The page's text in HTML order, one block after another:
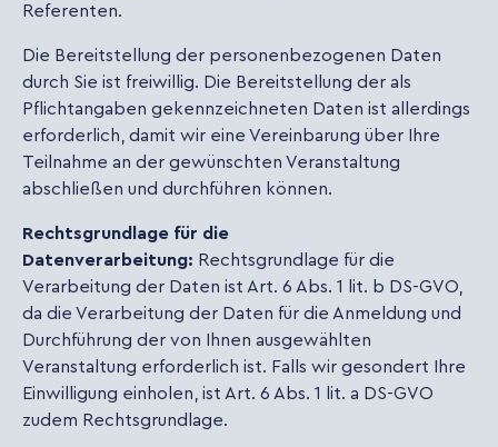
Referenten.
Die Bereitstellung der personenbezogenen Daten
durch Sie ist freiwillig. Die Bereitstellung der als
Pflichtangaben gekennzeichneten Daten ist allerdings
erforderlich, damit wir eine Vereinbarung über Ihre
Teilnahme an der gewünschten Veranstaltung
abschließen und durchführen können.
Rechtsgrundlage für die
Datenverarbeitung: Rechtsgrundlage für die
Verarbeitung der Daten ist Art. 6 Abs. 1 lit. b DS-GVO,
da die Verarbeitung der Daten für die Anmeldung und
Durchführung der von Ihnen ausgewählten
Veranstaltung erforderlich ist. Falls wir gesondert Ihre
Einwilligung einholen, ist Art. 6 Abs. 1 lit. a DS-GVO
zudem Rechtsgrundlage.